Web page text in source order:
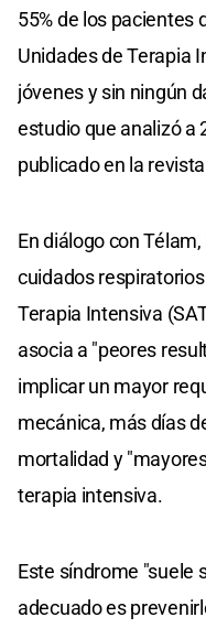
55% de los pacientes
Unidades de Terapia
jóvenes y sin ningún
estudio que analizó a
publicado en la
En diálogo con
cuidados
Terapia Intensiva
asocia a "peores
implicar un mayor
mecánica, más días
mortalidad y
terapia intensiva.
Este síndrome "suele
adecuado es